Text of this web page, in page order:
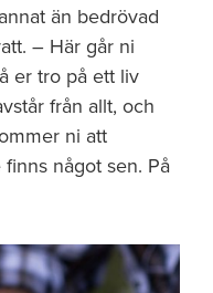
än bedrövad
– Här går ni
er tro på ett liv
från allt, och
ni att
något sen. På